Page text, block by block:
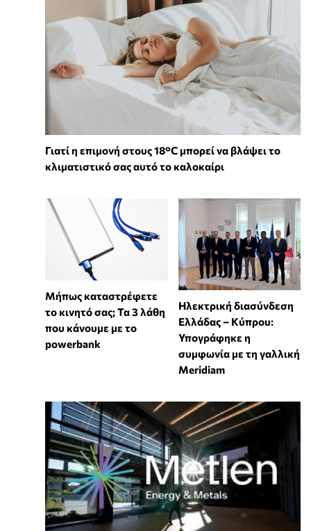
Γιατί η επιμονή στους 18°C μπορεί να βλάψει το
κλιματιστικό σας αυτό το καλοκαίρι
Μήπως καταστρέφετε
το κινητό σας; Τα 3 λάθη
που κάνουμε με το
powerbank
Ηλεκτρική διασύνδεση
Ελλάδας – Κύπρου:
Υπογράφηκε η
συμφωνία με τη γαλλική
Meridiam